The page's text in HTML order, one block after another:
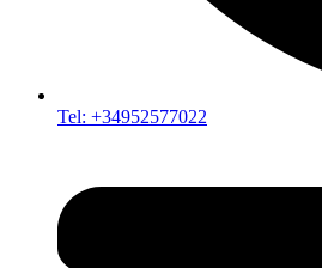
Tel: +34952577022